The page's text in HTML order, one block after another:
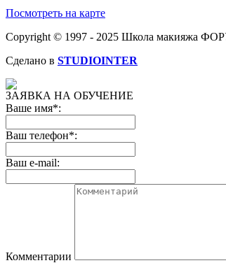
Посмотреть на карте
Copyright © 1997 - 2025 Школа макияжа
Сделано в STUDIOINTER
ЗАЯВКА НА ОБУЧЕНИЕ
Ваше имя*:
Ваш телефон*:
Ваш e-mail:
Комментарии